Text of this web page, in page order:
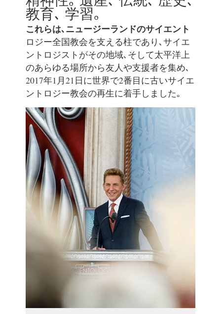
教育､ 学習｡
これらは､ニュージーランドのサイエント
ロジー全国教会を支える柱であり､サイエ
ントロジストがその地域､そして太平洋上
のあらゆる場所から友人や支援者を集め､
2017年1月21日に世界で2番目に古いサイエ
ントロジー教会の再生に着手しました｡